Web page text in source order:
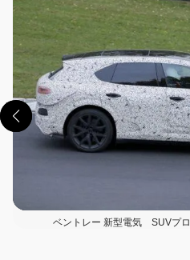
ベントレー 新型電気 SUVプ